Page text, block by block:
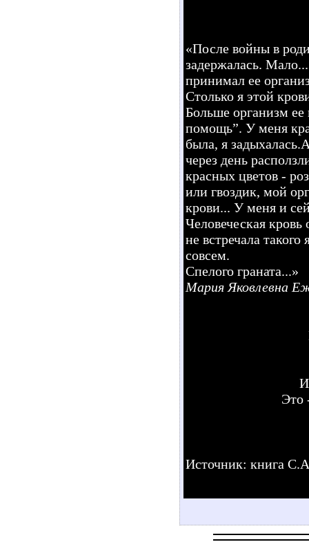
«После войны в
задержалась.
принимал ее
Столько я этой
Больше организм
помощь”. У меня
была, я
через день
красных цветов - роз
или гвоздик, мой
крови... У меня и
Человеческая
не встречала
совсем.
Спелого граната...»
Мария Яковлевна
Это
Источник: книга